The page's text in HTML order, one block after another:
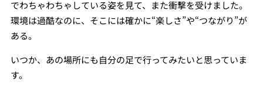
でわちゃわちゃしている姿を見て、また衝撃を受けました。
環境は過酷なのに、そこには確かに“楽しさ”や“つながり”が
ある。
いつか、あの場所にも自分の足で行ってみたいと思っていま
す。